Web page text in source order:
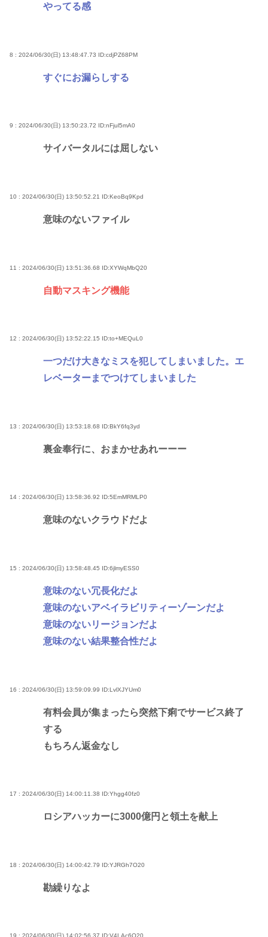
やってる感
8 : 2024/06/30(日) 13:48:47.73 ID:cdjPZ68PM
すぐにお漏らしする
9 : 2024/06/30(日) 13:50:23.72 ID:nFjul5mA0
サイバータルには屈しない
10 : 2024/06/30(日) 13:50:52.21 ID:KeoBq9Kpd
意味のないファイル
11 : 2024/06/30(日) 13:51:36.68 ID:XYWqMbQ20
自動マスキング機能
12 : 2024/06/30(日) 13:52:22.15 ID:to+MEQuL0
一つだけ大きなミスを犯してしまいました。エ
レベーターまでつけてしまいました
13 : 2024/06/30(日) 13:53:18.68 ID:BkY6fq3yd
裏金奉行に、おまかせあれーーー
14 : 2024/06/30(日) 13:58:36.92 ID:5EmMRMLP0
意味のないクラウドだよ
15 : 2024/06/30(日) 13:58:48.45 ID:6jlmyESS0
意味のない冗長化だよ
意味のないアベイラビリティーゾーンだよ
意味のないリージョンだよ
意味のない結果整合性だよ
16 : 2024/06/30(日) 13:59:09.99 ID:LvlXJYUm0
有料会員が集まったら突然下痢でサービス終了
する
もちろん返金なし
17 : 2024/06/30(日) 14:00:11.38 ID:Yhgg40fz0
ロシアハッカーに3000億円と領土を献上
18 : 2024/06/30(日) 14:00:42.79 ID:YJRGh7O20
勘繰りなよ